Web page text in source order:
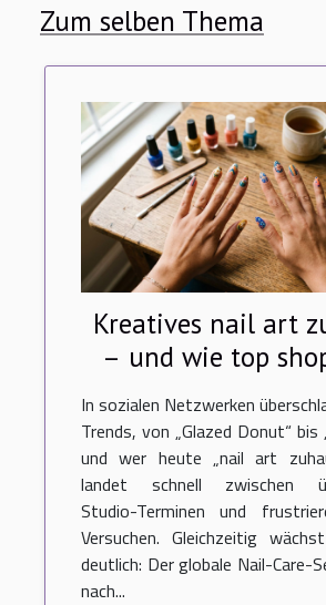
Zum selben Thema
Kreatives nail art
– und wie top
kunden helfen
In sozialen Netzwerken
Trends, von „Glazed Donut“ bis
und wer heute „nail art
landet schnell zwischen
Studio-Terminen und
Versuchen. Gleichzeitig
deutlich: Der globale Nail-Care-
nach...